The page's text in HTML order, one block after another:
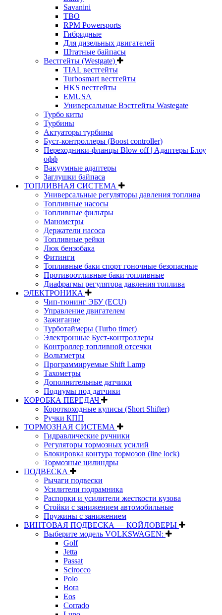
Savanini
TBO
RPM Powersports
Гибридные
Для дизельных двигателей
Штатные байпасы
Вестгейты (Westgate)
TIAL вестгейты
Turbosmart вестгейты
HKS вестгейты
EMUSA
Универсальные Вэстгейты Wastegate
Турбо киты
Турбины
Актуаторы турбины
Буст-контроллеры (Boost controller)
Переходники-фланцы Blow off | Адаптеры Блоу
офф
Вакуумные адаптеры
Заглушки байпаса
ТОПЛИВНАЯ СИСТЕМА
Универсальные регуляторы давления топлива
Топливные насосы
Топливные фильтры
Манометры
Держатели насоса
Топливные рейки
Люк бензобака
Фитинги
Топливные баки спорт гоночные безопасные
Противоотливные баки топливные
Диафрагмы регулятора давления топлива
ЭЛЕКТРОНИКА
Чип-тюнинг ЭБУ (ECU)
Управление двигателем
Зажигание
Турботаймеры (Turbo timer)
Электронные Буст-контроллеры
Контроллер топливной отсечки
Вольтметры
Программируемые Shift Lamp
Тахометры
Дополнительные датчики
Подиумы под датчики
КОРОБКА ПЕРЕДАЧ
Короткоходные кулисы (Short Shifter)
Ручки КПП
ТОРМОЗНАЯ СИСТЕМА
Гидравлические ручники
Регуляторы тормозных усилий
Блокировка контура тормозов (line lock)
Тормозные цилиндры
ПОДВЕСКА
Рычаги подвески
Усилители подрамника
Распорки и усилители жесткости кузова
Стойки с занижением автомобильные
Пружины с занижением
ВИНТОВАЯ ПОДВЕСКА — КОЙЛОВЕРЫ
Выберите модель VOLKSWAGEN:
Golf
Jetta
Passat
Scirocco
Polo
Bora
Eos
Corrado